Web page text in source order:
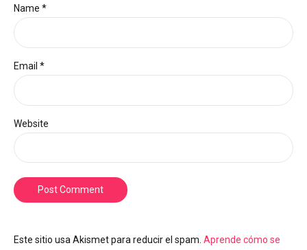
Name *
Email *
Website
Post Comment
Este sitio usa Akismet para reducir el spam. Aprende cómo se